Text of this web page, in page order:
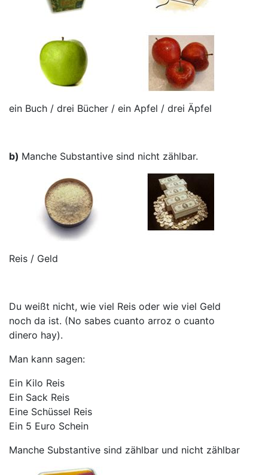
ein Buch / drei Bücher / ein Apfel / drei Äpfel
b) Manche Substantive sind nicht zählbar.
Reis / Geld
Du weißt nicht, wie viel Reis oder wie viel Geld
noch da ist. (No sabes cuanto arroz o cuanto
dinero hay).
Man kann sagen:
Ein Kilo Reis
Ein Sack Reis
Eine Schüssel Reis
Ein 5 Euro Schein
Manche Substantive sind zählbar und nicht zählbar